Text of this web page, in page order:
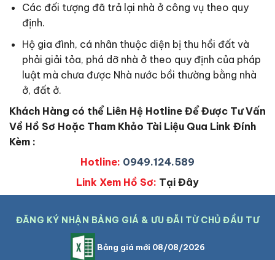
Các đối tượng đã trả lại nhà ở công vụ theo quy
định.
Hộ gia đình, cá nhân thuộc diện bị thu hồi đất và
phải giải tỏa, phá dỡ nhà ở theo quy định của pháp
luật mà chưa được Nhà nước bồi thường bằng nhà
ở, đất ở.
Khách Hàng có thể Liên Hệ Hotline Để Được Tư Vấn
Về Hồ Sơ Hoặc Tham Khảo Tài Liệu Qua Link Đính
Kèm :
Hotline: 0949.124.589
Link Xem Hồ Sơ: Tại Đây
ĐĂNG KÝ NHẬN BẢNG GIÁ & ƯU ĐÃI TỪ CHỦ ĐẦU TƯ
Bảng giá mới 08/08/2026